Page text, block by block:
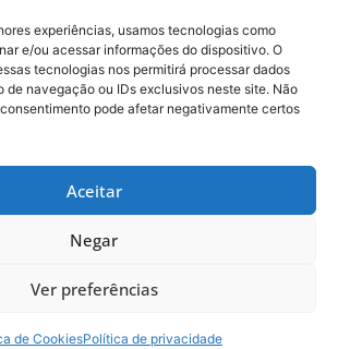
experiências, usamos tecnologias como
e/ou acessar informações do dispositivo. O
tecnologias nos permitirá processar dados
de navegação ou IDs exclusivos neste site. Não
pode afetar negativamente certos
Aceitar
Negar
Ver preferências
de CookiesPolítica de privacidade
NOTÍCIAS
DE JOGO: AVAÍ X CRB-AL, PELA
RODADA DA SÉRIE B